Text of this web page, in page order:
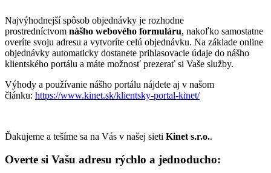
Najvýhodnejší spôsob objednávky je rozhodne
prostredníctvom nášho webového formuláru, nakoľko samostatne
overíte svoju adresu a vytvoríte celú objednávku. Na základe online
objednávky automaticky dostanete prihlasovacie údaje do nášho
klientského portálu a máte možnosť prezerať si Vaše služby.
Výhody a používanie nášho portálu nájdete aj v našom
článku: https://www.kinet.sk/klientsky-portal-kinet/
Ďakujeme a tešíme sa na Vás v našej sieti Kinet s.r.o..
Overte si Vašu adresu rýchlo a jednoducho: